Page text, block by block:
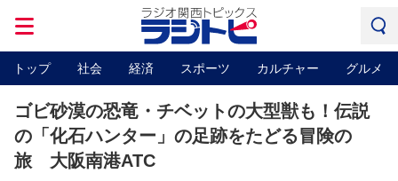
トップ 社会 経済 スポーツ カルチャー グルメ
ゴビ砂漠の恐竜・チベットの大型獣も！伝説
の「化石ハンター」の足跡をたどる冒険の
旅 大阪南港ATC